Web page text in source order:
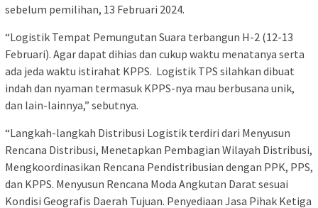
sebelum pemilihan, 13 Februari 2024.
“Logistik Tempat Pemungutan Suara terbangun H-2 (12-13
Februari). Agar dapat dihias dan cukup waktu menatanya serta
ada jeda waktu istirahat KPPS. Logistik TPS silahkan dibuat
indah dan nyaman termasuk KPPS-nya mau berbusana unik,
dan lain-lainnya,” sebutnya.
“Langkah-langkah Distribusi Logistik terdiri dari Menyusun
Rencana Distribusi, Menetapkan Pembagian Wilayah Distribusi,
Mengkoordinasikan Rencana Pendistribusian dengan PPK, PPS,
dan KPPS. Menyusun Rencana Moda Angkutan Darat sesuai
Kondisi Geografis Daerah Tujuan. Penyediaan Jasa Pihak Ketiga